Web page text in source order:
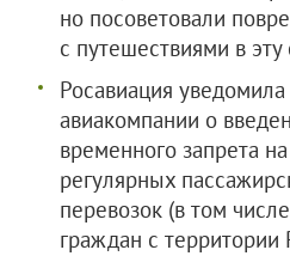
но посоветовали
с путешествиями в эту
Росавиация
авиакомпании о
временного запрета
регулярных
перевозок (в том
граждан с